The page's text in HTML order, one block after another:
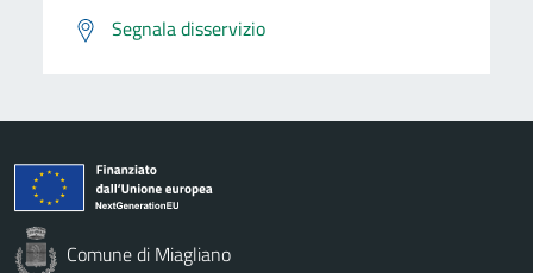
Segnala disservizio
Comune di Miagliano